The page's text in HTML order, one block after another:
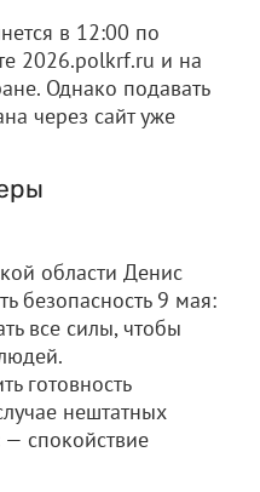
в 12:00 по
2026.polkrf.ru и на
Однако подавать
через сайт уже
области Денис
безопасность 9 мая:
все силы, чтобы
готовность
нештатных
— спокойствие